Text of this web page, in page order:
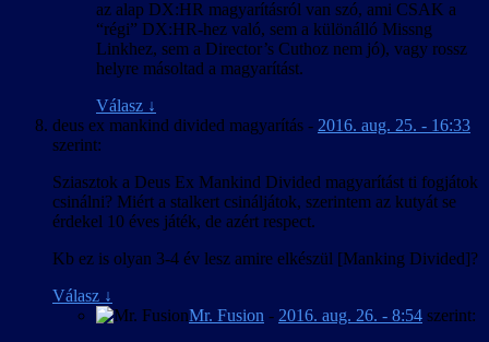
az alap DX:HR magyarításról van szó, ami CSAK a
“régi” DX:HR-hez való, sem a különálló Missng
Linkhez, sem a Director’s Cuthoz nem jó), vagy rossz
helyre másoltad a magyarítást.
Válasz ↓
deus ex mankind divided magyarítás - 2016. aug. 25. - 16:33
szerint:
Sziasztok a Deus Ex Mankind Divided magyarítást ti fogjátok
csinálni? Miért a stalkert csináljátok, szerintem az kutyát se
érdekel 10 éves játék, de azért respect.
Kb ez is olyan 3-4 év lesz amire elkészül [Manking Divided]?
Válasz ↓
Mr. Fusion - 2016. aug. 26. - 8:54 szerint: